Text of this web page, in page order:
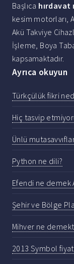
Başlıca hırdavat
kesim motorları,
Akü Takviye
İşleme, Boya
kapsamaktadır.
Ayrıca okuyun
Türkçülük fikri
Hiç tasvip
Ünlü
Python ne dili?
Efendi ne demek
Şehir ve Bölge
Mihver ne
2013 Symbol